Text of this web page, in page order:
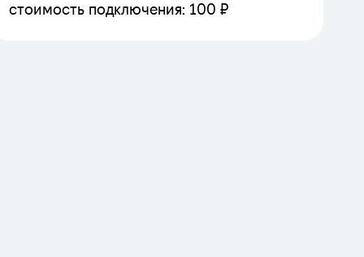
стоимость подключения: 100 ₽